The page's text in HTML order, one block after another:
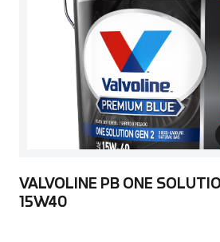
VALVOLINE PB ONE
15W40